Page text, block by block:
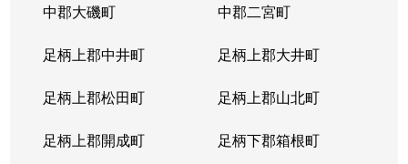
中郡大磯町 中郡二宮町
足柄上郡中井町 足柄上郡大井町
足柄上郡松田町 足柄上郡山北町
足柄上郡開成町 足柄下郡箱根町